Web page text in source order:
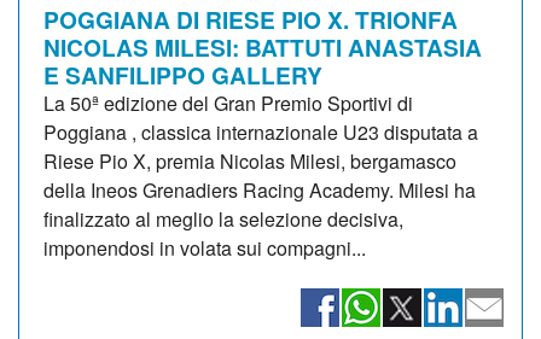
POGGIANA DI RIESE PIO X. TRIONFA
NICOLAS MILESI: BATTUTI ANASTASIA
E SANFILIPPO GALLERY
La 50ª edizione del Gran Premio Sportivi di
Poggiana , classica internazionale U23 disputata a
Riese Pio X, premia Nicolas Milesi, bergamasco
della Ineos Grenadiers Racing Academy. Milesi ha
finalizzato al meglio la selezione decisiva,
imponendosi in volata sui compagni...